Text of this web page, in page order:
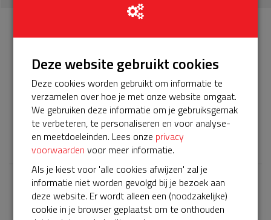
Info Donateurs
Het servicepakket van onze BuurtAED is verlopen en
moet worden verlengd, zodat onze AED gebruiksklaar
blijft. Help je mee? Doneer voor ons servicepakket!
𝕏
Laatste donaties
Bekijk alle
Deze website gebruikt cookies
Deze cookies worden gebruikt om informatie te
verzamelen over hoe je met onze website omgaat.
We gebruiken deze informatie om je gebruiksgemak
te verbeteren, te personaliseren en voor analyse-
en meetdoeleinden. Lees onze privacy
voorwaarden voor meer informatie.
Als je kiest voor 'alle cookies afwijzen' zal je
informatie niet worden gevolgd bij je bezoek aan
deze website. Er wordt alleen een (noodzakelijke)
cookie in je browser geplaatst om te onthouden